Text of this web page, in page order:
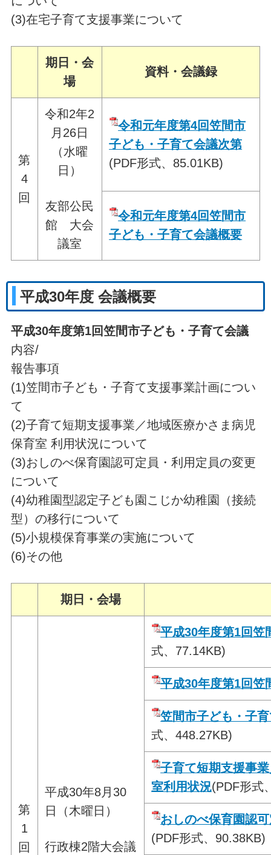
(3)在宅子育て支援事業について
期日・会
場
資料・会議録
第
4
回
令和2年2
月26日
（水曜
日）
友部公民
館 大会
議室
令和元年度第4回笠間市
子ども・子育て会議次第
(PDF形式、85.01KB)
令和元年度第4回笠間市
子ども・子育て会議概要
平成30年度 会議概要
平成30年度第1回笠間市子ども・子育て会議
内容/
報告事項
(1)笠間市子ども・子育て支援事業計画につい
て
(2)子育て短期支援事業／地域医療かさま病児
保育室 利用状況について
(3)おしのべ保育園認可定員・利用定員の変更
について
(4)幼稚園型認定子ども園こじか幼稚園（接続
型）の移行について
(5)小規模保育事業の実施について
(6)その他
期日・会場
第
1
回
平成30年8月30
日（木曜日）
行政棟2階大会議
平成30年度第1回笠
式、77.14KB)
平成30年度第1回笠
笠間市子ども・子
式、448.27KB)
子育て短期支援事
室利用状況(PDF形式
おしのべ保育園認
(PDF形式、90.38KB)